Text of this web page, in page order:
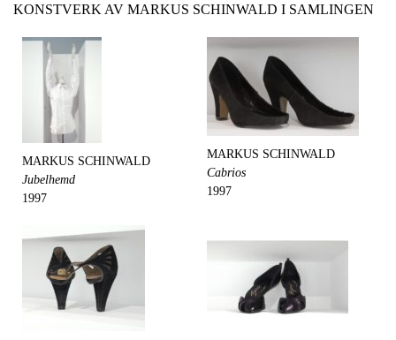
KONSTVERK AV MARKUS SCHINWALD I SAMLINGEN
MARKUS SCHINWALD
Jubelhemd
1997
MARKUS SCHINWALD
Cabrios
1997